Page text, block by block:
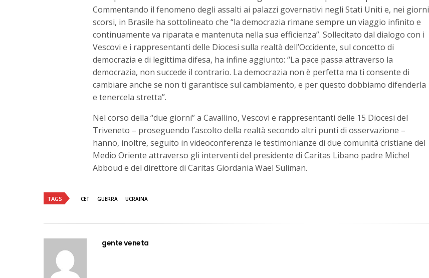
Commentando il fenomeno degli assalti ai palazzi governativi negli Stati Uniti e, nei giorni
scorsi, in Brasile ha sottolineato che “la democrazia rimane sempre un viaggio infinito e
continuamente va riparata e mantenuta nella sua efficienza”. Sollecitato dal dialogo con i
Vescovi e i rappresentanti delle Diocesi sulla realtà dell’Occidente, sul concetto di
democrazia e di legittima difesa, ha infine aggiunto: “La pace passa attraverso la
democrazia, non succede il contrario. La democrazia non è perfetta ma ti consente di
cambiare anche se non ti garantisce sul cambiamento, e per questo dobbiamo difenderla
e tenercela stretta”.
Nel corso della “due giorni” a Cavallino, Vescovi e rappresentanti delle 15 Diocesi del
Triveneto – proseguendo l’ascolto della realtà secondo altri punti di osservazione –
hanno, inoltre, seguito in videoconferenza le testimonianze di due comunità cristiane del
Medio Oriente attraverso gli interventi del presidente di Caritas Libano padre Michel
Abboud e del direttore di Caritas Giordania Wael Suliman.
TAGS CET GUERRA UCRAINA
gente veneta